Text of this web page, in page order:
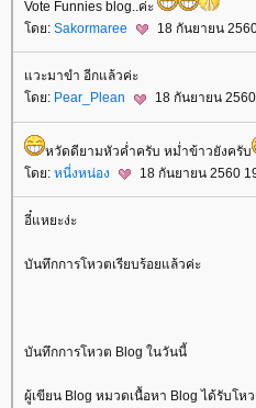
Vote Funnies blog..ค่ะ
ดย: Sakormaree 18 กันยายน
วะมาขำ อีกแล้วค่ะ
ดย: Pear_Plean 18 กันยายน
หวัดดียามหัวค่ำครับ หม่ำข้าวยังครับ
ดย: หนี่งหน่อง 18 กันยายน 2560
อี๋แหยะง่ะ
บันทึกการโหวตเรียบร้อยแล้วค่ะ
บันทึกการโหวต Blog ในวันนี้
ผู้เขียน Blog หมวดเนื้อหา Blog ได้รับโห